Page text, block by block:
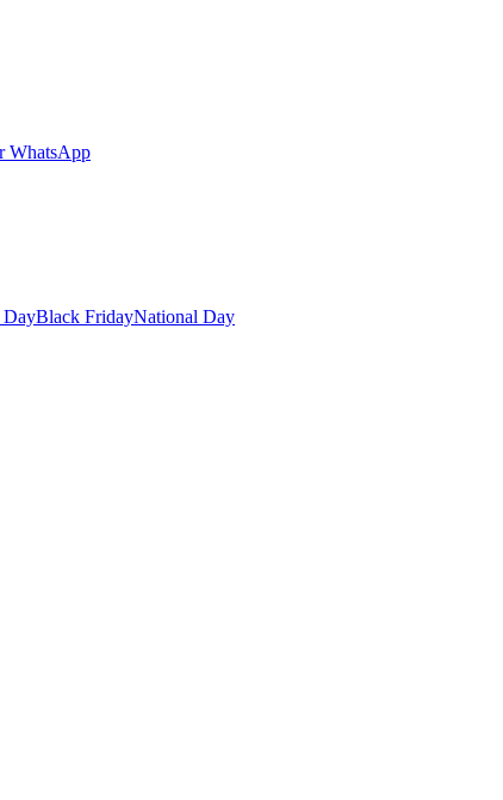
WhatsApp
DayBlack FridayNational Day